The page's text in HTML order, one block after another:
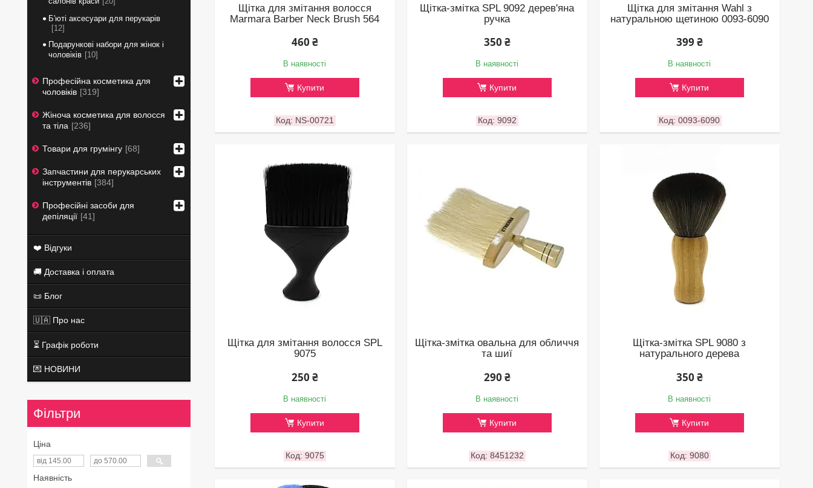
Щітка для змітання волосся
Marmara Barber Neck Brush 564
460 ₴
В наявності
Купити
NS-00721
Щітка-змітка SPL 9092 дерев'яна
ручка
350 ₴
В наявності
Купити
9092
Щітка для змітання Wahl з
натуральною щетиною 0093-6090
399 ₴
В наявності
Купити
0093-6090
Щітка для змітання волосся SPL
9075
250 ₴
В наявності
Купити
9075
Щітка-змітка овальна для обличчя
та шиї
290 ₴
В наявності
Купити
8451232
Щітка-змітка SPL 9080 з
натурального дерева
350 ₴
В наявності
Купити
9080
Б'юті аксесуари для перукарів
12
Подарункові набори для жінок і
чоловіків
10
Професійна косметика для
чоловіків 319
Жіноча косметика для волосся
та тіла 236
Товари для грумінгу 68
Запчастини для перукарських
інструментів 384
Професійні засоби для
депіляції 41
❤️ Відгуки
🚚 Доставка і оплата
📜 Блог
🇺🇦 Про нас
⏳ Графік роботи
💌 НОВИНИ
Фільтри
Ціна
Наявність